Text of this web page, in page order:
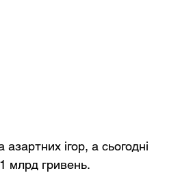
ігор, а сьогодні
млрд гривень.